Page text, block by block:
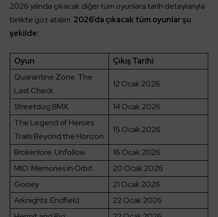
2026 yılında çıkacak diğer tüm oyunlara tarih detaylarıyla
birlikte göz atalım. 2026’da çıkacak tüm oyunlar şu
şekilde:
Oyun
Çıkış Tarihi
Quarantine Zone: The
Last Check
12 Ocak 2026
Streetdog BMX
14 Ocak 2026
The Legend of Heroes:
Trails Beyond the Horizon
15 Ocak 2026
Brokenlore: Unfollow
16 Ocak 2026
MIO: Memories in Orbit
20 Ocak 2026
Gooey
21 Ocak 2026
Arknights: Endfield
22 Ocak 2026